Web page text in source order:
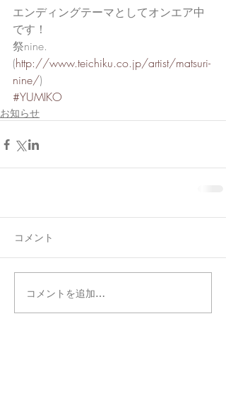
エンディングテーマとしてオンエア中
です！
祭nine.
(http://www.teichiku.co.jp/artist/matsuri-
nine/)
#YUMIKO
お知らせ
コメント
コメントを追加…